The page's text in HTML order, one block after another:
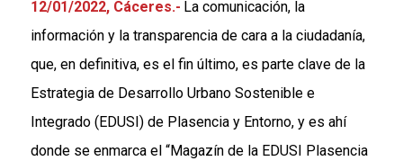
12/01/2022, Cáceres.- La comunicación, la
información y la transparencia de cara a la ciudadanía,
que, en definitiva, es el fin último, es parte clave de la
Estrategia de Desarrollo Urbano Sostenible e
Integrado (EDUSI) de Plasencia y Entorno, y es ahí
donde se enmarca el “Magazín de la EDUSI Plasencia